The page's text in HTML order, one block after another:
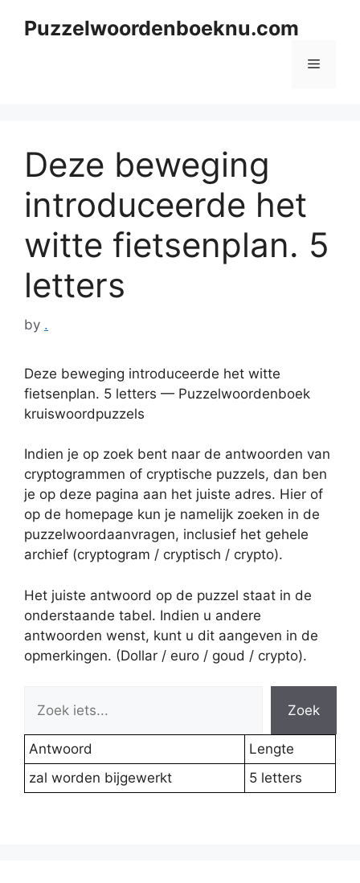
Puzzelwoordenboeknu.com
Menu
Deze beweging
introduceerde het
witte fietsenplan. 5
letters
by .
Deze beweging introduceerde het witte
fietsenplan. 5 letters — Puzzelwoordenboek
kruiswoordpuzzels
Indien je op zoek bent naar de antwoorden van
cryptogrammen of cryptische puzzels, dan ben
je op deze pagina aan het juiste adres. Hier of
op de homepage kun je namelijk zoeken in de
puzzelwoordaanvragen, inclusief het gehele
archief (cryptogram / cryptisch / crypto).
Het juiste antwoord op de puzzel staat in de
onderstaande tabel. Indien u andere
antwoorden wenst, kunt u dit aangeven in de
opmerkingen. (Dollar / euro / goud / crypto).
Zoek
Antwoord
Lengte
zal worden bijgewerkt
5 letters